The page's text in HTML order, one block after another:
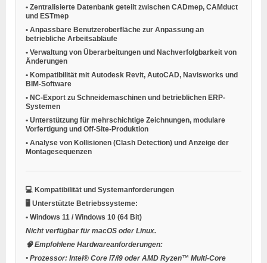
• Zentralisierte Datenbank geteilt zwischen CADmep, CAMduct
und ESTmep
• Anpassbare Benutzeroberfläche zur Anpassung an
betriebliche Arbeitsabläufe
• Verwaltung von Überarbeitungen und Nachverfolgbarkeit von
Änderungen
• Kompatibilität mit Autodesk Revit, AutoCAD, Navisworks und
BIM-Software
• NC-Export zu Schneidemaschinen und betrieblichen ERP-
Systemen
• Unterstützung für mehrschichtige Zeichnungen, modulare
Vorfertigung und Off-Site-Produktion
• Analyse von Kollisionen (Clash Detection) und Anzeige der
Montagesequenzen
💻 Kompatibilität und Systemanforderungen
🖥️ Unterstützte Betriebssysteme:
• Windows 11 / Windows 10 (64 Bit)
Nicht verfügbar für macOS oder Linux.
🧠Empfohlene Hardwareanforderungen:
• Prozessor: Intel® Core i7/i9 oder AMD Ryzen™ Multi-Core